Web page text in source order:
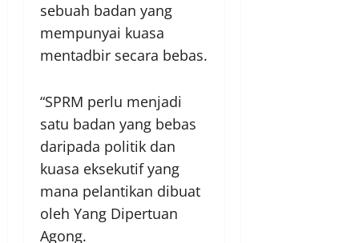
sebuah badan yang
mempunyai kuasa
mentadbir secara bebas.
“SPRM perlu menjadi
satu badan yang bebas
daripada politik dan
kuasa eksekutif yang
mana pelantikan dibuat
oleh Yang Dipertuan
Agong.